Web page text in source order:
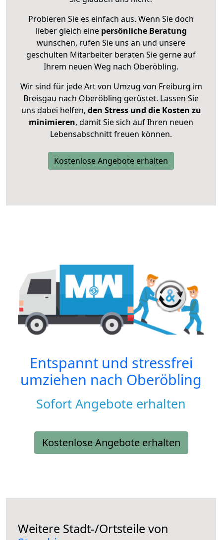
Probieren Sie es einfach aus. Wenn Sie doch
lieber gleich eine persönliche Beratung
wünschen, rufen Sie uns an und unsere
geschulten Mitarbeiter beraten Sie gerne auf
Ihrem neuen Weg nach Oberöbling.
Wir sind für jede Art von Umzug von Freiburg im
Breisgau nach Oberöbling gerüstet. Lassen Sie
uns dabei helfen, den Stress und die Kosten zu
minimieren, damit Sie sich auf Ihren neuen
Lebensabschnitt freuen können.
Kostenlose Angebote erhalten
Entspannt und stressfrei
umziehen nach Oberöbling
Sofort Angebote erhalten
Kostenlose Angebote erhalten
Weitere Stadt-/Ortsteile von